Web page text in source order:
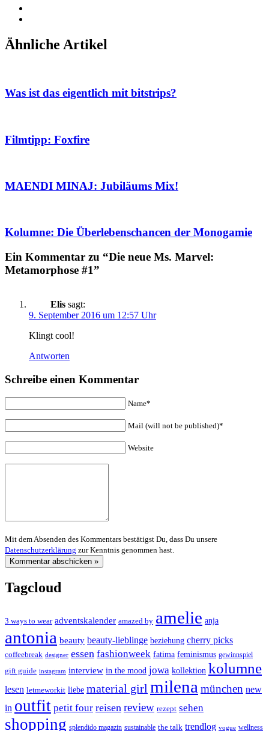
Ähnliche Artikel
Was ist das eigentlich mit bitstrips?
Filmtipp: Foxfire
MAENDI MINAJ: Jubiläums Mix!
Kolumne: Die Überlebenschancen der Monogamie
Ein Kommentar zu “Die neue Ms. Marvel:
Metamorphose #1”
Elis sagt:
9. September 2016 um 12:57 Uhr
Klingt cool!
Antworten
Schreibe einen Kommentar
Name*
Mail (will not be published)*
Website
Mit dem Absenden des Kommentars bestätigst Du, dass Du unsere
Datenschutzerklärung zur Kenntnis genommen hast.
Tagcloud
3 ways to wear adventskalender amazed by amelie anja
antonia beauty beauty-lieblinge beziehung cherry picks
coffeebreak designer essen fashionweek fatima feminismus gewinnspiel
gift guide instagram interview in the mood jowa kollektion kolumne
lesen letmeworkit liebe material girl milena münchen new
in outfit petit four reisen review rezept sehen
shopping splendido magazin sustainable the talk trendlog vogue wellness